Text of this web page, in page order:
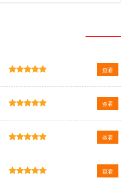
查看
查看
查看
查看